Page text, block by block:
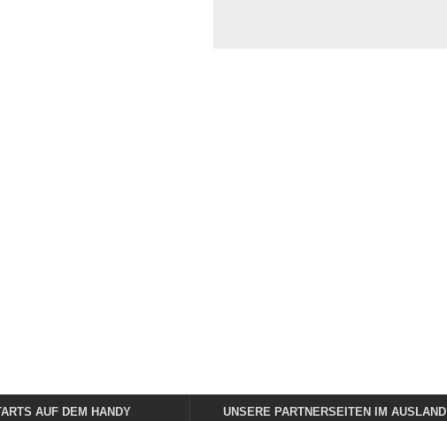
AUF DEM HANDY UNSERE PARTNERSEITEN IM AUSLAND